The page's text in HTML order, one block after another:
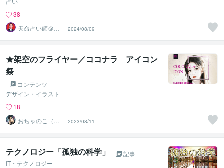
38
天命占い師＠藤
＊久国
2024/08/09
★架空のフライヤー／ココナラ アイコン
祭
コンテンツ
デザイン・イラスト
18
おちゃのこ（御
茶乃子祭々）
2023/08/11
テクノロジー「孤独の科学」
記事
IT・テクノロジー